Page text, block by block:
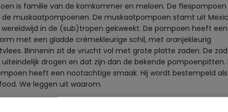
is familie van de komkommer en meloen. De
de muskaatpompoenen. De muskaatpompoen stamt uit
in de (sub)tropen gekweekt. De pompoen heeft
met een gladde crèmekleurige schil, met oranjekleurig
Binnenin zit de vrucht vol met grote platte zaden. De
uiteindelijk drogen en dat zijn dan de bekende pompoenpitten.
heeft een nootachtige smaak. Hij wordt bestempeld
We leggen uit waarom.